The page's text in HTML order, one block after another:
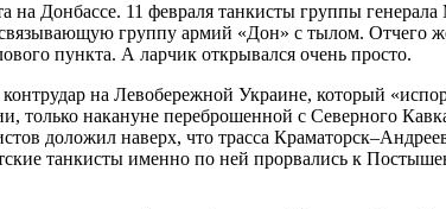
Донбассе. 11 февраля танкисты группы
группу армий «Дон» с тылом. Отчего
пункта. А ларчик открывался очень просто.
на Левобережной Украине, который
только накануне переброшенной с Северного
доложил наверх, что трасса
танкисты именно по ней прорвались к